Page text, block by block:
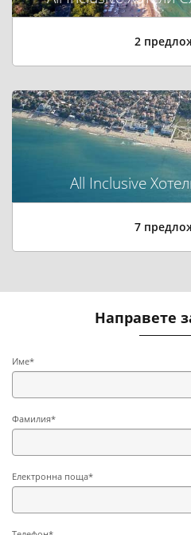
2
All Inclusive
7
Направете
Име*
Фамилия*
Електронна поща*